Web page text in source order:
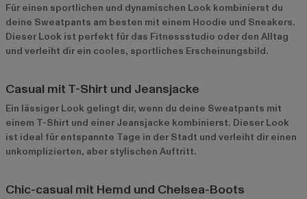
Für einen sportlichen und dynamischen Look kombinierst du
deine Sweatpants am besten mit einem Hoodie und Sneakers.
Dieser Look ist perfekt für das Fitnessstudio oder den Alltag
und verleiht dir ein cooles, sportliches Erscheinungsbild.
Casual mit T-Shirt und Jeansjacke
Ein lässiger Look gelingt dir, wenn du deine Sweatpants mit
einem T-Shirt und einer Jeansjacke kombinierst. Dieser Look
ist ideal für entspannte Tage in der Stadt und verleiht dir einen
unkomplizierten, aber stylischen Auftritt.
Chic-casual mit Hemd und Chelsea-Boots